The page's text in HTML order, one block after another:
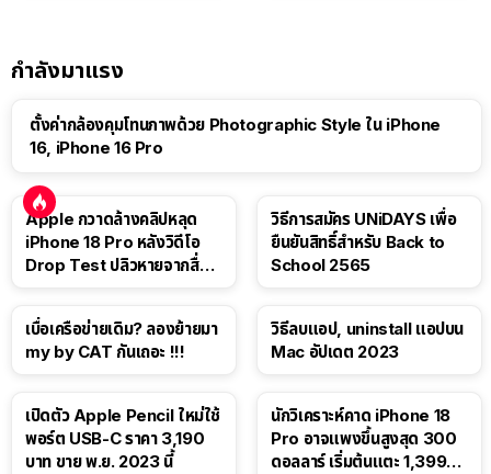
กำลังมาแรง
ตั้งค่ากล้องคุมโทนภาพด้วย Photographic Style ใน iPhone
16, iPhone 16 Pro
Apple กวาดล้างคลิปหลุด
iPhone 18 Pro หลังวิดีโอ
Drop Test ปลิวหายจากสื่อ
วิธีการสมัคร UNiDAYS เพื่อ
ยืนยันสิทธิ์สำหรับ Back to
School 2565
เบื่อเครือข่ายเดิม? ลองย้ายมา
my by CAT กันเถอะ !!!
วิธีลบแอป, uninstall แอปบน
Mac อัปเดต 2023
เปิดตัว Apple Pencil ใหม่ใช้
พอร์ต USB-C ราคา 3,190
บาท ขาย พ.ย. 2023 นี้
นักวิเคราะห์คาด iPhone 18
Pro อาจแพงขึ้นสูงสุด 300
ดอลลาร์ เริ่มต้นแตะ 1,399